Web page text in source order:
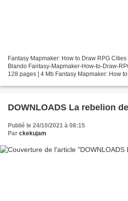
Fantasy Mapmaker: How to Draw RPG
Blando Fantasy-Mapmaker-How-to-Draw-
128 pages | 4 Mb Fantasy Mapmaker: How
DOWNLOADS La rebelion
Publié le 24/10/2021 à 08:15
Par ckekujam